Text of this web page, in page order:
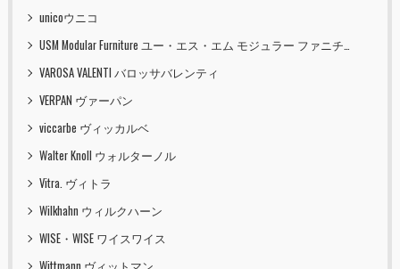
unicoウニコ
USM Modular Furniture ユー・エス・エム モジュラー ファニチャー
VAROSA VALENTI バロッサバレンティ
VERPAN ヴァーパン
viccarbe ヴィッカルベ
Walter Knoll ウォルターノル
Vitra. ヴィトラ
Wilkhahn ウィルクハーン
WISE・WISE ワイスワイス
Wittmann ヴィットマン